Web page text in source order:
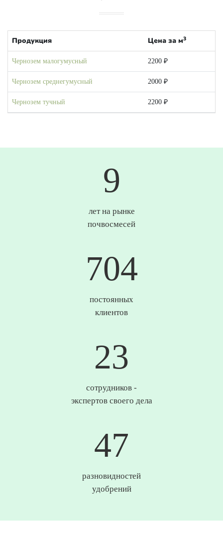
Продукция Цена за м3
Чернозем малогумусный 2200 ₽
Чернозем среднегумусный 2000 ₽
Чернозем тучный 2200 ₽
10
лет на рынке
почвосмесей
734
постоянных
клиентов
24
сотрудников -
экспертов своего дела
49
разновидностей
удобрений